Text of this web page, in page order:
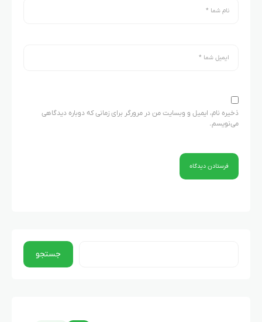
ذخیره نام، ایمیل و وبسایت من در مرورگر برای زمانی که دوباره دیدگاهی
می‌نویسم.
جستجو